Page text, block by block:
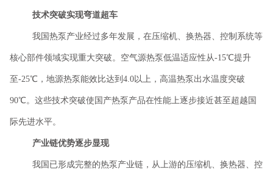
技术突破实现弯道超车
我国热泵产业经过多年发展，在压缩机、换热器、控制系统等
核心部件领域实现重大突破。空气源热泵低温适应性从-15℃提升
至-25℃，地源热泵能效比达到4.0以上，高温热泵出水温度突破
90℃。这些技术突破使国产热泵产品在性能上逐步接近甚至超越国
际先进水平。
产业链优势逐步显现
我国已形成完整的热泵产业链，从上游的压缩机、换热器、控